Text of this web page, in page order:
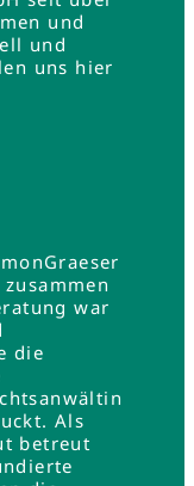
und
und
uns hier
war
die
Als
betreut